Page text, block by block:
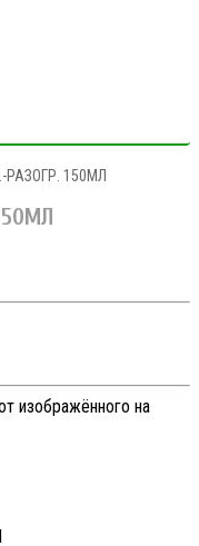
150МЛ
изображённого на